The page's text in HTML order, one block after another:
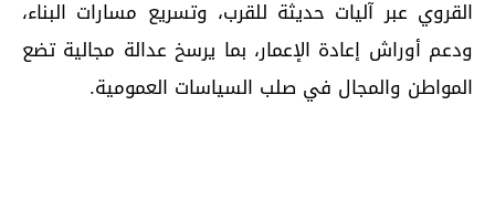
القروي عبر آليات حديثة للقرب، وتسريع مسارات البناء،
ودعم أوراش إعادة الإعمار، بما يرسخ عدالة مجالية تضع
المواطن والمجال في صلب السياسات العمومية.